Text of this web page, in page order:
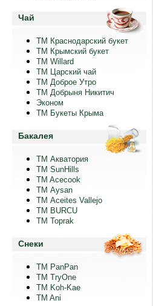
Чай
ТМ Краснодарский букет
ТМ Крымский букет
ТМ Willard
ТМ Царский чай
ТМ Доброе Утро
ТМ Добрыня Никитич
Эконом
ТМ Букеты Крыма
Бакалея
ТМ Акватория
ТМ SunHills
TM Acecook
ТМ Aysan
ТМ Aceites Vallejo
TM BURCU
TM Toprak
Снеки
TM PanPan
ТМ TryOne
ТМ Koh-Kae
TM Ani